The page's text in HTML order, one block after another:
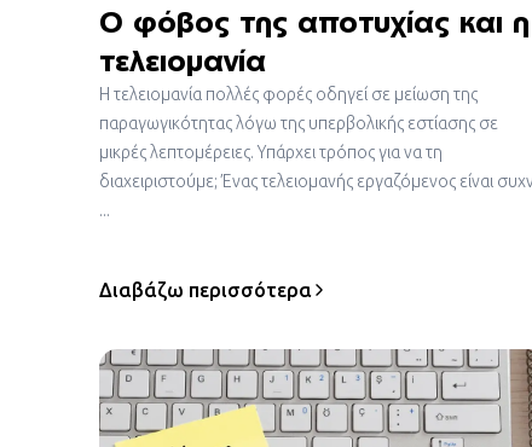
Ο φόβος της αποτυχίας και η
τελειομανία
Η τελειομανία πολλές φορές οδηγεί σε μείωση της
παραγωγικότητας λόγω της υπερβολικής εστίασης σε
μικρές λεπτομέρειες. Υπάρχει τρόπος για να τη
διαχειριστούμε; Ένας τελειομανής εργαζόμενος είναι
...
Διαβάζω περισσότερα